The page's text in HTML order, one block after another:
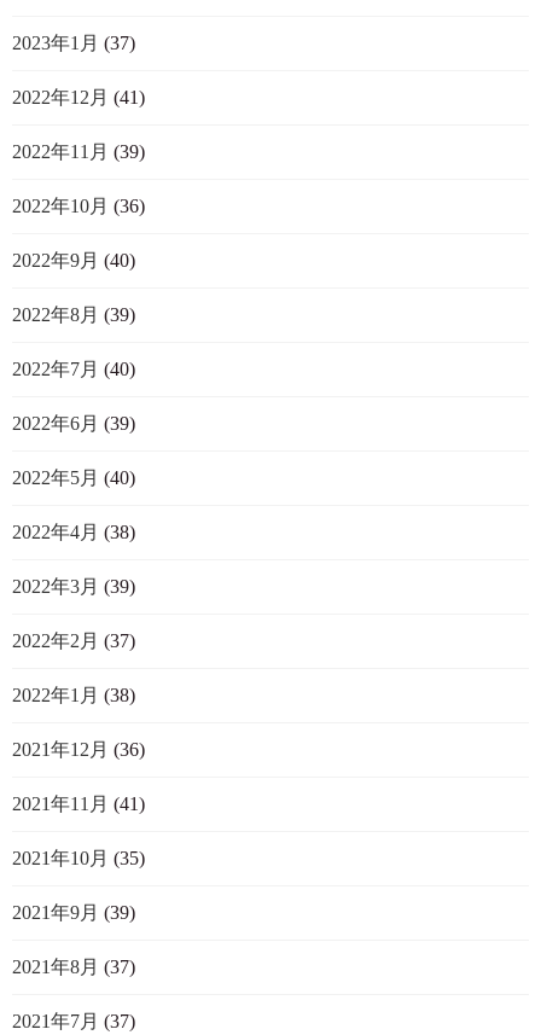
2023年1月 (37)
2022年12月 (41)
2022年11月 (39)
2022年10月 (36)
2022年9月 (40)
2022年8月 (39)
2022年7月 (40)
2022年6月 (39)
2022年5月 (40)
2022年4月 (38)
2022年3月 (39)
2022年2月 (37)
2022年1月 (38)
2021年12月 (36)
2021年11月 (41)
2021年10月 (35)
2021年9月 (39)
2021年8月 (37)
2021年7月 (37)